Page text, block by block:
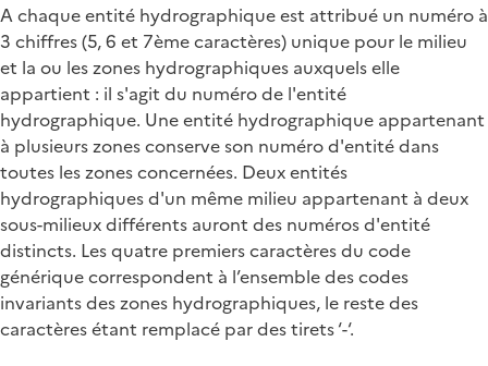
A chaque entité hydrographique est attribué un numéro à
3 chiffres (5, 6 et 7ème caractères) unique pour le milieu
et la ou les zones hydrographiques auxquels elle
appartient : il s'agit du numéro de l'entité
hydrographique. Une entité hydrographique appartenant
à plusieurs zones conserve son numéro d'entité dans
toutes les zones concernées. Deux entités
hydrographiques d'un même milieu appartenant à deux
sous-milieux différents auront des numéros d'entité
distincts. Les quatre premiers caractères du code
générique correspondent à l’ensemble des codes
invariants des zones hydrographiques, le reste des
caractères étant remplacé par des tirets ‘-‘.